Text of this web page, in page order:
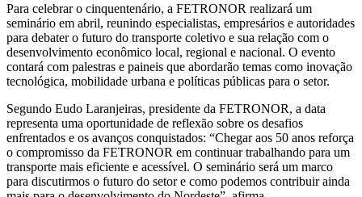
Para celebrar o cinquentenário, a FETRONOR realizará um
seminário em abril, reunindo especialistas, empresários e autoridades
para debater o futuro do transporte coletivo e sua relação com o
desenvolvimento econômico local, regional e nacional. O evento
contará com palestras e paineis que abordarão temas como inovação
tecnológica, mobilidade urbana e políticas públicas para o setor.
Segundo Eudo Laranjeiras, presidente da FETRONOR, a data
representa uma oportunidade de reflexão sobre os desafios
enfrentados e os avanços conquistados: “Chegar aos 50 anos reforça
o compromisso da FETRONOR em continuar trabalhando para um
transporte mais eficiente e acessível. O seminário será um marco
para discutirmos o futuro do setor e como podemos contribuir ainda